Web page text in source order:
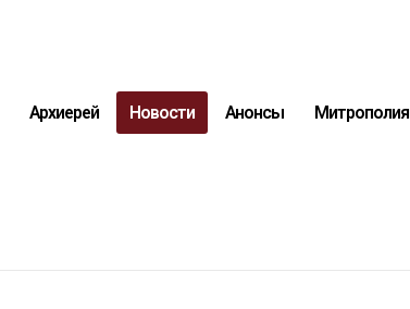
Архиерей Новости Анонсы Митрополия